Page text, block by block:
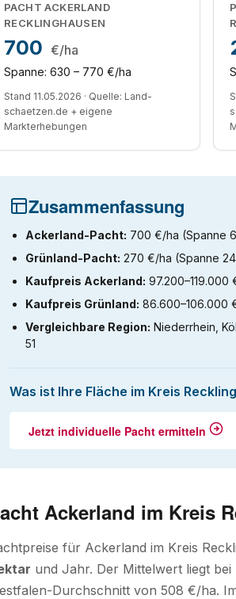
PACHT ACKERLAND
RECKLINGHAUSEN
700 €/ha
Spanne: 630 – 770 €/ha
Stand 11.05.2026 · Quelle: Land-
schaetzen.de + eigene
Markterhebungen
Zusammenfassung
Ackerland-Pacht: 700 €/ha (Spanne
Grünland-Pacht: 270 €/ha (Spanne
Kaufpreis Ackerland: 97.200–119.000
Kaufpreis Grünland: 86.600–106.000
Vergleichbare Region: Niederrhein,
51
Was ist Ihre Fläche im Kreis
Jetzt individuelle Pacht ermitteln
Ackerland im Kreis
für Ackerland im Kreis
und Jahr. Der Mittelwert liegt
Durchschnitt von 508 €/ha.